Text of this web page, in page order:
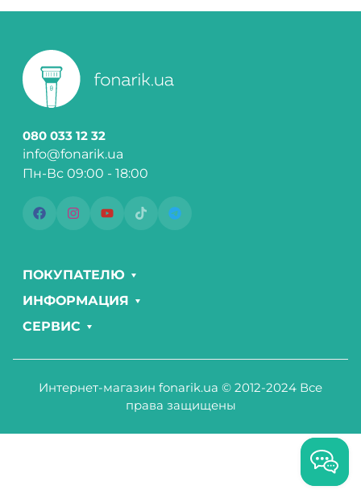
080 033 12 32
info@fonarik.ua
Пн-Вс 09:00 - 18:00
ПОКУПАТЕЛЮ
ИНФОРМАЦИЯ
СЕРВИС
Интернет-магазин fonarik.ua © 2012-2024 Все
права защищены